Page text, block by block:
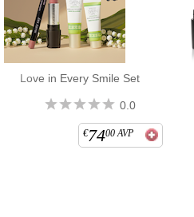
Love in Every Smile Set
0.0
€7400 AVP